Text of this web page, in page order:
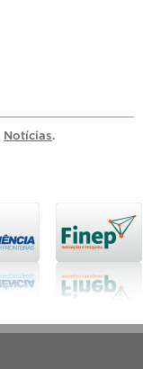
Notícias.